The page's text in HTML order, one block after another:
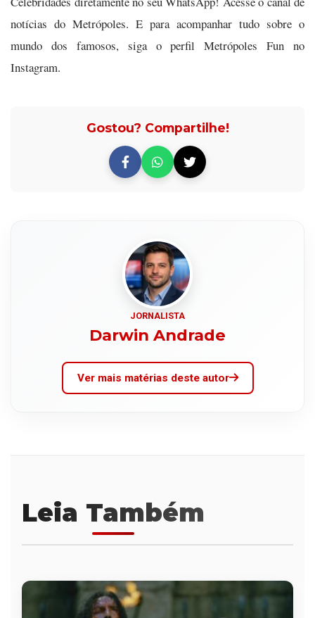
notícias do Metrópoles. E para acompanhar tudo sobre o
mundo dos famosos, siga o perfil Metrópoles Fun no
Instagram.
Gostou? Compartilhe!
JORNALISTA
Darwin Andrade
Ver mais matérias deste autor
Leia Também